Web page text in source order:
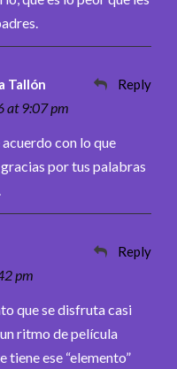
Tallón
at 9:07 pm
Reply
con lo que
por tus palabras
pm
Reply
que se disfruta casi
ritmo de película
tiene ese “elemento”